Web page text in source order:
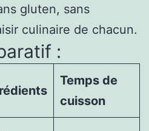
gluten, sans
culinaire de chacun.
:
Temps de
cuisson